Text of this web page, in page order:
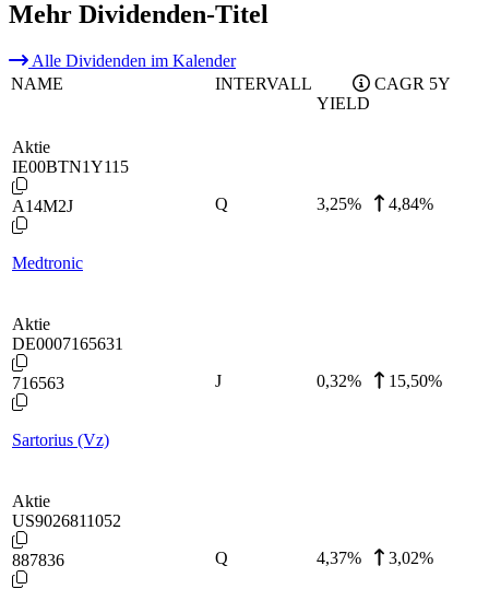
Mehr Dividenden-Titel
Alle Dividenden im Kalender
NAME
INTERVALL
YIELD
CAGR 5Y
Aktie
IE00BTN1Y115
A14M2J
Medtronic
Q 3,25% 4,84%
Aktie
DE0007165631
716563
Sartorius (Vz)
J 0,32% 15,50%
Aktie
US9026811052
887836 Q 4,37% 3,02%